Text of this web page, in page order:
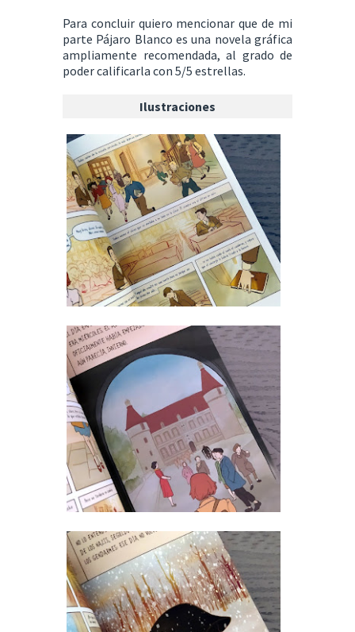
Para concluir quiero mencionar que de mi
parte Pájaro Blanco es una novela gráfica
ampliamente recomendada, al grado de
poder calificarla con 5/5 estrellas.
Ilustraciones